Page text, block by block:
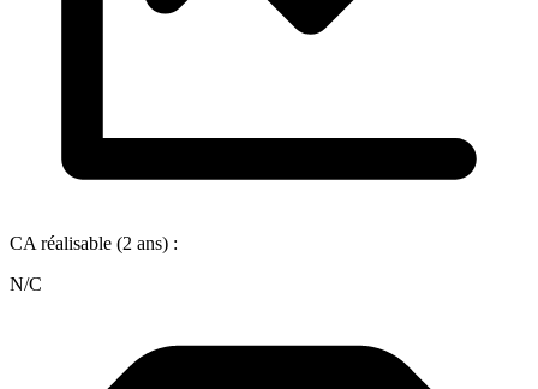
CA réalisable (2 ans) :
N/C